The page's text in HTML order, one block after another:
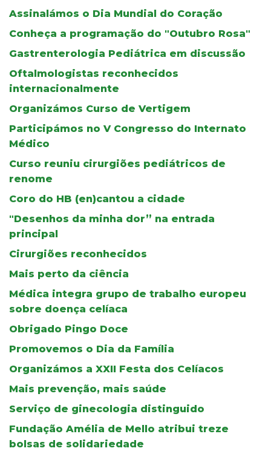
Assinalámos o Dia Mundial do Coração
Conheça a programação do "Outubro Rosa"
Gastrenterologia Pediátrica em discussão
Oftalmologistas reconhecidos
internacionalmente
Organizámos Curso de Vertigem
Participámos no V Congresso do Internato
Médico
Curso reuniu cirurgiões pediátricos de
renome
Coro do HB (en)cantou a cidade
"Desenhos da minha dor” na entrada
principal
Cirurgiões reconhecidos
Mais perto da ciência
Médica integra grupo de trabalho europeu
sobre doença celíaca
Obrigado Pingo Doce
Promovemos o Dia da Família
Organizámos a XXII Festa dos Celíacos
Mais prevenção, mais saúde
Serviço de ginecologia distinguido
Fundação Amélia de Mello atribui treze
bolsas de solidariedade